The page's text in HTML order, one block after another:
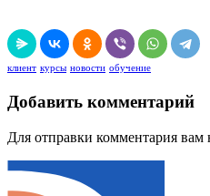
клиент курсы новости обучение
Добавить комментарий
Для отправки комментария вам